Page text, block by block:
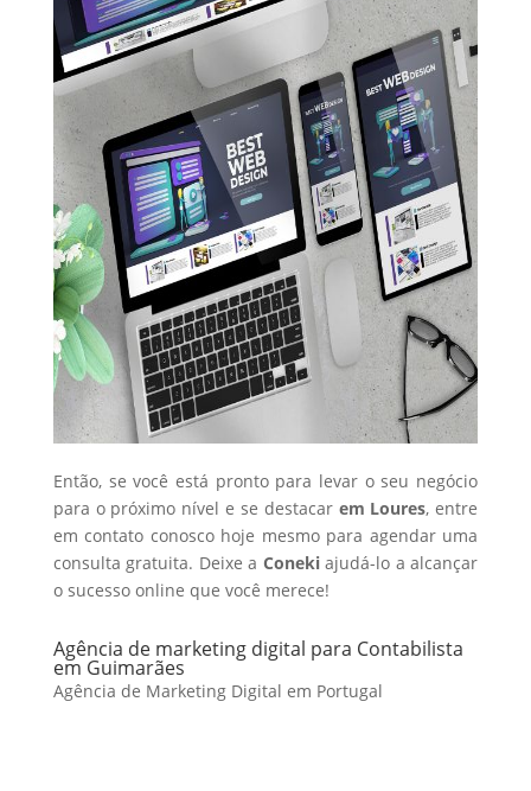
Então, se você está pronto para levar o seu negócio
para o próximo nível e se destacar em Loures, entre
em contato conosco hoje mesmo para agendar uma
consulta gratuita. Deixe a Conekiajudá-lo a alcançar
o sucesso online que você merece!
Agência de marketing digital para Contabilista
em Guimarães
Agência de Marketing Digital em Portugal